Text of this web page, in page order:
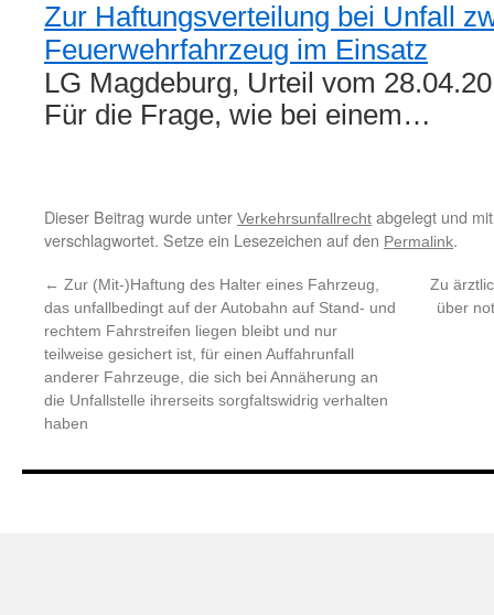
Zur Haftungsverteilung bei Unfall
Feuerwehrfahrzeug im Einsatz
LG Magdeburg, Urteil vom
Für die Frage, wie bei einem…
Dieser Beitrag wurde unter Verkehrsunfallrecht abgelegt und
verschlagwortet. Setze ein Lesezeichen auf den Permalink.
← Zur (Mit-)Haftung des Halter eines Fahrzeug,
das unfallbedingt auf der Autobahn auf Stand- und
rechtem Fahrstreifen liegen bleibt und nur
teilweise gesichert ist, für einen Auffahrunfall
anderer Fahrzeuge, die sich bei Annäherung an
die Unfallstelle ihrerseits sorgfaltswidrig verhalten
haben
Zu
über